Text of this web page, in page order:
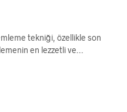
tekniği, özellikle son
en lezzetli ve…